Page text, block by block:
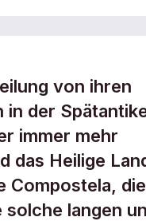
von ihren
in der
immer mehr
das Heilige
Compostela, die
langen